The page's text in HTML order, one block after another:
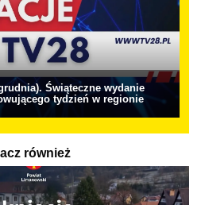
Świąteczne wydanie
tydzień w regionie
również